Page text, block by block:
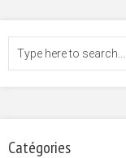
Catégories